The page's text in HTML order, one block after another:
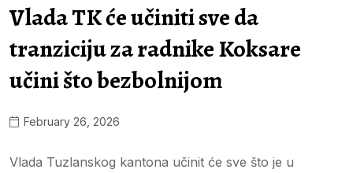
Vlada TK će učiniti sve da
tranziciju za radnike Koksare
učini što bezbolnijom
February 26, 2026
Vlada Tuzlanskog kantona učinit će sve što je u